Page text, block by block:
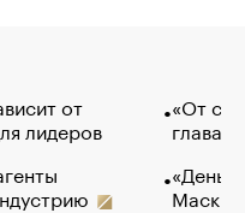
от
лидеров
«От
глава
Маск в